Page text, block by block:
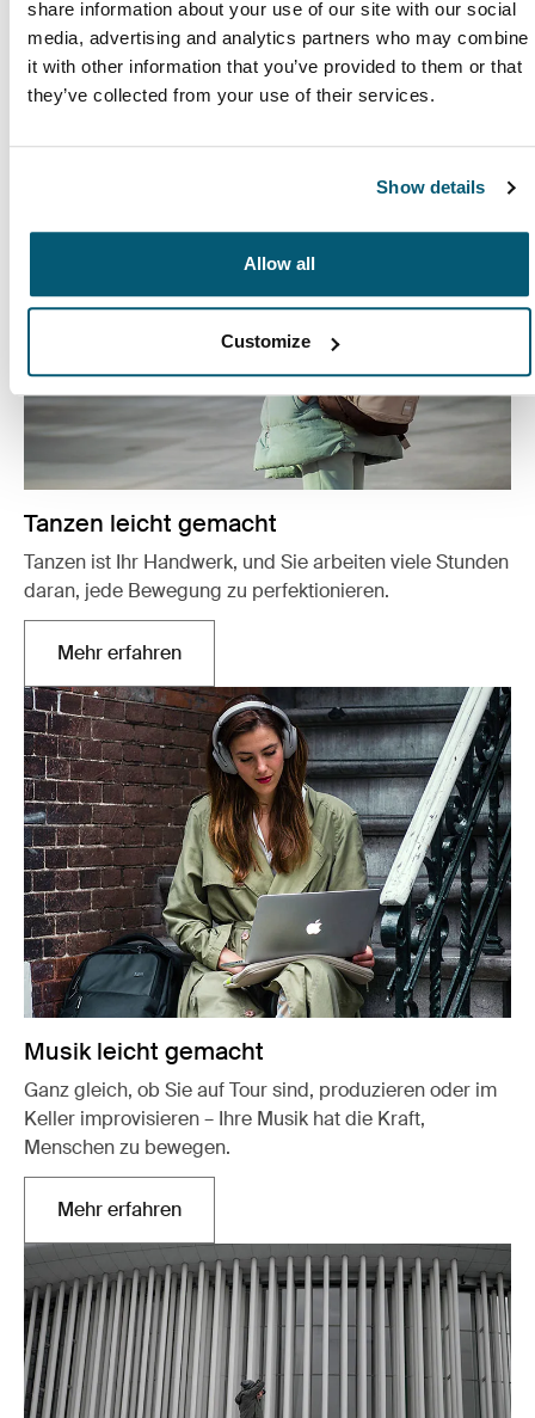
share information about your use of our site with our social
media, advertising and analytics partners who may combine
it with other information that you’ve provided to them or that
they’ve collected from your use of their services.
Show details
Allow all
Customize
Alle lernen auf ihre eigene Weise, aber alle
Studierenden müssen das richtige Gleichgewicht
zwischen Schule, Freundschaften und Familie finden.
Tanzen leicht gemacht
Tanzen ist Ihr Handwerk, und Sie arbeiten viele Stunden
daran, jede Bewegung zu perfektionieren.
Mehr erfahrenWird in einer neuen Registerkarte geöffnet
Musik leicht gemacht
Ganz gleich, ob Sie auf Tour sind, produzieren oder im
Keller improvisieren – Ihre Musik hat die Kraft,
Menschen zu bewegen.
Mehr erfahrenWird in einer neuen Registerkarte geöffnet